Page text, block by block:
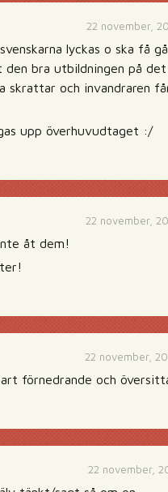
22 november,
lyckas o ska få
den bra utbildningen på
skrattar och invandraren
upp överhuvudtaget :/
22 november,
åt dem!
22 november,
förnedrande och
22 november,